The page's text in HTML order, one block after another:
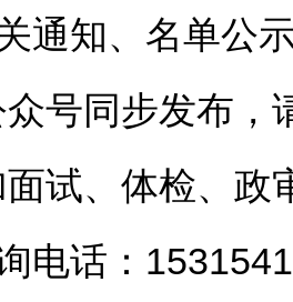
知、名单公示
号同步发布，
试、体检、政
话：